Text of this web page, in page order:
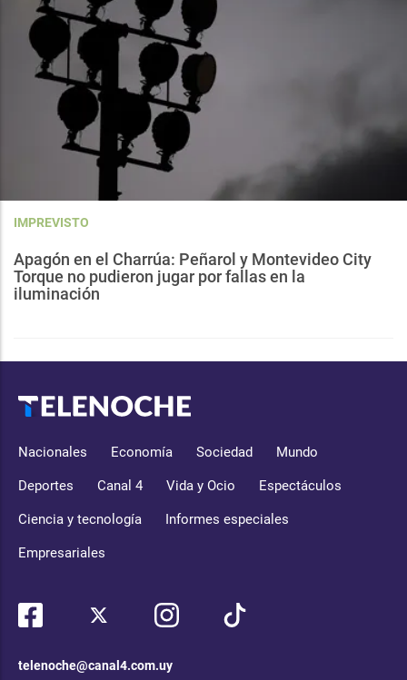
IMPREVISTO
Apagón en el Charrúa: Peñarol y Montevideo City
Torque no pudieron jugar por fallas en la
iluminación
Nacionales Economía Sociedad Mundo
Deportes Canal 4 Vida y Ocio Espectáculos
Ciencia y tecnología Informes especiales
Empresariales
telenoche@canal4.com.uy